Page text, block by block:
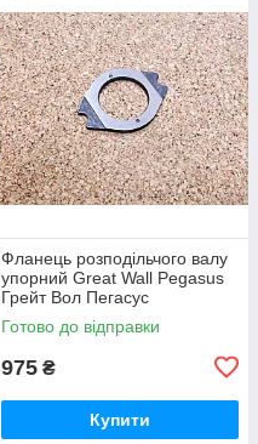
Фланець розподільчого валу
упорний Great Wall Pegasus
Грейт Вол Пегасус
Готово до відправки
975 ₴
Купити